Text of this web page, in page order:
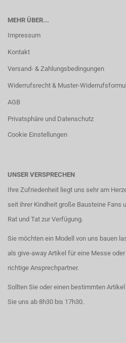
MEHR ÜBER...
Impressum
Kontakt
Versand- & Zahlungsbedingungen
Widerrufsrecht & Muster-
AGB
Privatsphäre und Datenschutz
Cookie Einstellungen
UNSER VERSPRECHEN
Ihre Zufriedenheit liegt uns sehr am
seit ihrer Kindheit große Bausteine Fans
Rat und Tat zur Verfügung.
Sie möchten ein Modell von uns bauen
als give-away Artikel für eine Messe
richtige Ansprechpartner.
Sollten Sie oder einen bestimmten
Sie uns ab 8h30 bis 17h30.